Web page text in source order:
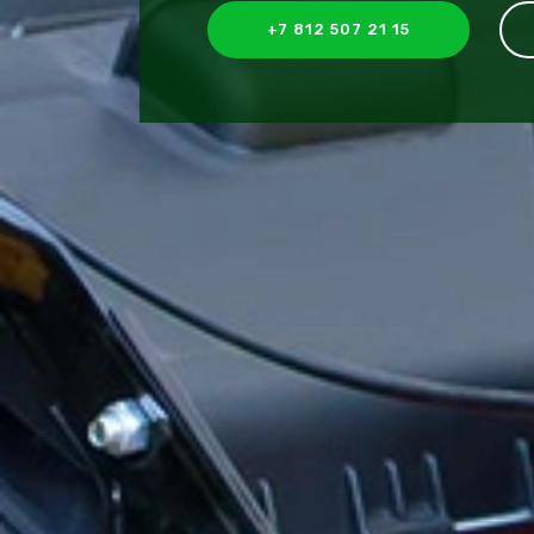
+7 812 507 21 15